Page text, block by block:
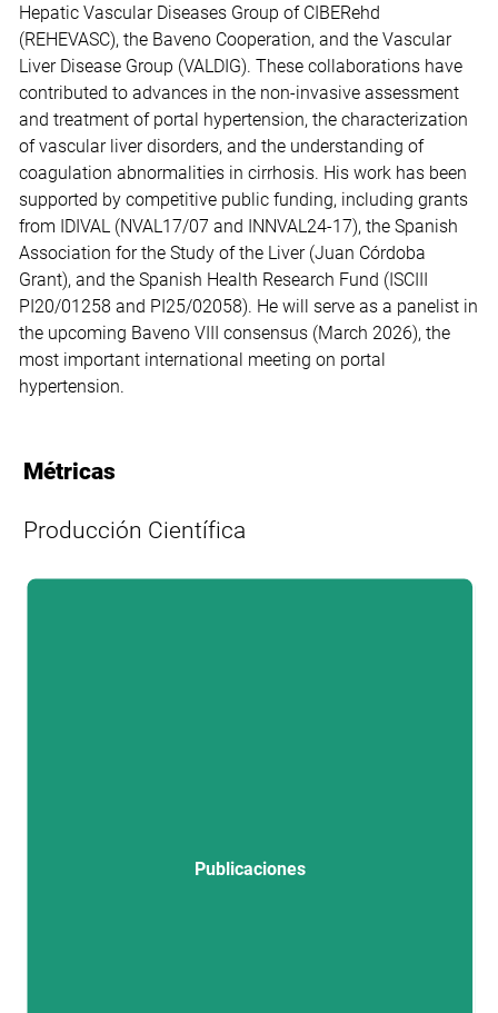
Hepatic Vascular Diseases Group of CIBERehd
(REHEVASC), the Baveno Cooperation, and the Vascular
Liver Disease Group (VALDIG). These collaborations have
contributed to advances in the non-invasive assessment
and treatment of portal hypertension, the characterization
of vascular liver disorders, and the understanding of
coagulation abnormalities in cirrhosis. His work has been
supported by competitive public funding, including grants
from IDIVAL (NVAL17/07 and INNVAL24-17), the Spanish
Association for the Study of the Liver (Juan Córdoba
Grant), and the Spanish Health Research Fund (ISCIII
PI20/01258 and PI25/02058). He will serve as a panelist in
the upcoming Baveno VIII consensus (March 2026), the
most important international meeting on portal
hypertension.
Métricas
Producción Científica
Publicaciones
L